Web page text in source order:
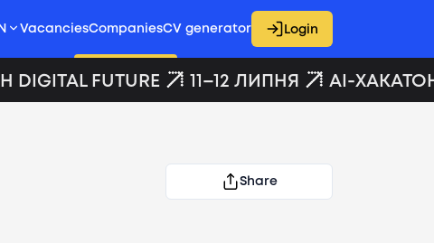
VacanciesCompaniesCV generator Login
FUTURE 11–12 ЛИПНЯ AI-ХАКАТОН
Share